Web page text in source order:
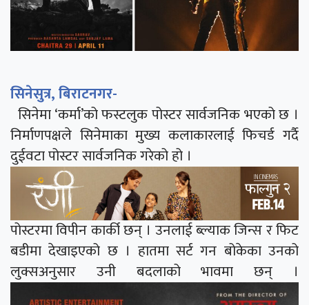
सिनेसुत्र, बिराटनगर-
सिनेमा ‘कर्मा’को फस्टलुक पोस्टर सार्वजनिक भएको छ ।
निर्माणपक्षले सिनेमाका मुख्य कलाकारलाई फिचर्ड गर्दै
दुईवटा पोस्टर सार्वजनिक गरेको हो ।
पोस्टरमा विपीन कार्की छन् । उनलाई ब्ल्याक जिन्स र फिट
बडीमा देखाइएको छ । हातमा सर्ट गन बोकेका उनको
लुक्सअनुसार उनी बदलाको भावमा छन् ।